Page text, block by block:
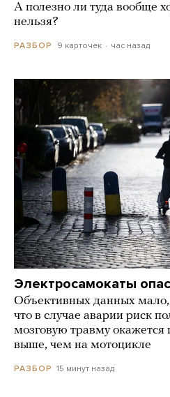
А полезно ли туда вообще
нельзя?
РАЗБОР 9 карточек час назад
Электросамокаты
Объективных данных
что в случае аварии риск
мозговую травму окажется
выше, чем на мотоцикле
РАЗБОР 15 минут назад